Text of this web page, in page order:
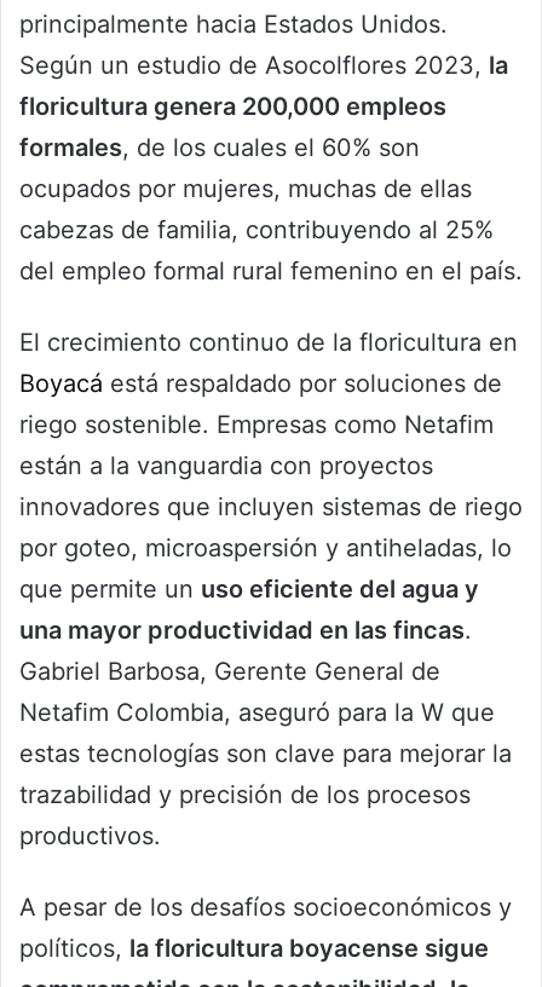
principalmente hacia Estados Unidos.
Según un estudio de Asocolflores 2023, la
floricultura genera 200,000 empleos
formales, de los cuales el 60% son
ocupados por mujeres, muchas de ellas
cabezas de familia, contribuyendo al 25%
del empleo formal rural femenino en el país.
El crecimiento continuo de la floricultura en
Boyacá está respaldado por soluciones de
riego sostenible. Empresas como Netafim
están a la vanguardia con proyectos
innovadores que incluyen sistemas de riego
por goteo, microaspersión y antiheladas, lo
que permite un uso eficiente del agua y
una mayor productividad en las fincas.
Gabriel Barbosa, Gerente General de
Netafim Colombia, aseguró para la W que
estas tecnologías son clave para mejorar la
trazabilidad y precisión de los procesos
productivos.
A pesar de los desafíos socioeconómicos y
políticos, la floricultura boyacense sigue